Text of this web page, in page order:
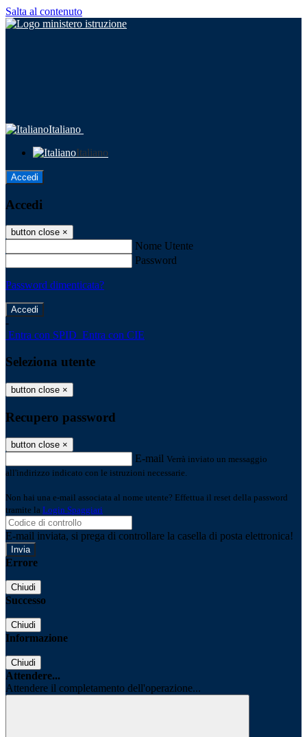
Salta al contenuto
Italiano
Italiano
Accedi
Accedi
button close ×
Nome Utente
Password
Password dimenticata?
-
Entra con SPID Entra con CIE
Seleziona utente
button close ×
Recupero password
button close ×
E-mail Verrà inviato un messaggio
all'indirizzo indicato con le istruzioni necessarie.
Non hai una e-mail associata al nome utente? Effettua il reset della password
tramite la Login Spaggiari
E-mail inviata, si prega di controllare la casella di posta elettronica!
Errore
Chiudi
Successo
Chiudi
Informazione
Chiudi
Attendere...
Attendere il completamento dell'operazione...